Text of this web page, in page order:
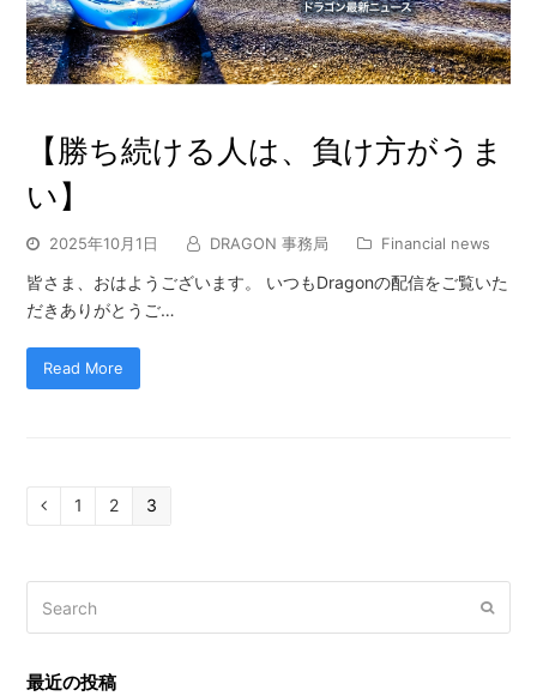
【勝ち続ける人は、負け方がうま
い】
2025年10月1日 DRAGON 事務局 Financial news
皆さま、おはようございます。 いつもDragonの配信をご覧いた
だきありがとうご…
Read More
PreviousPage
1 Page
2 Page
3
最近の投稿